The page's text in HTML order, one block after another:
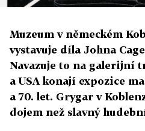
Muzeum v německém
vystavuje díla Johna
Navazuje to na galerijní
a USA konají expozice
a 70. let. Grygar v
dojem než slavný